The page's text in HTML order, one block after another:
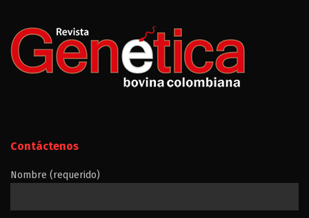
Contáctenos
Nombre (requerido)